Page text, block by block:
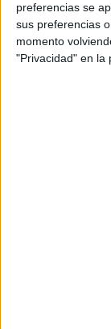
preferencias se
sus preferencias
momento
"Privacidad" en la
Cuando en los
Sábado Noche,
emulando a